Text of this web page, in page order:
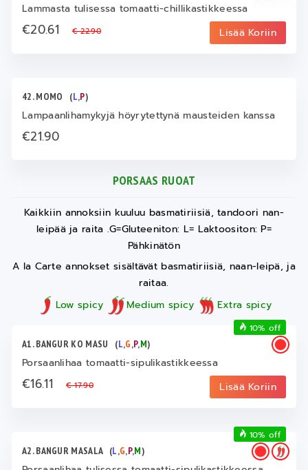
Lammasta tulisessa tomaatti-chillikastikkeessa
€20.61€ 22.90 Lisää Koriin
42. MOMO (L,P)
Lampaanlihamykyjä höyrytettynä mausteiden kanssa
€21.90
PORSAAS RUOAT
Kaikkiin annoksiin kuuluu basmatiriisiä, tandoori nan-
leipää ja raita .G=Gluteeniton: L= Laktoositon: P=
Pähkinätön
A la Carte annokset sisältävät basmatiriisiä, naan-leipä, ja
raitaa.
Low spicy
Medium spicy Extra spicy
A1. BANGUR KO MASU (L,G,P,M)
Porsaanlihaa tomaatti-sipulikastikkeessa
€16.11€ 17.90 Lisää Koriin
10% off
A2. BANGUR MASALA (L,G,P,M)
10% off